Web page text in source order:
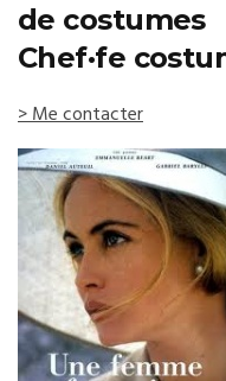
de costumes
Chef·fe
> Me contacter